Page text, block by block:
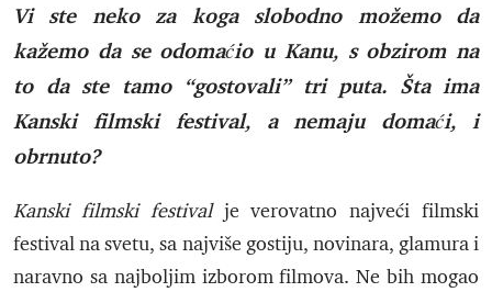
Vi ste neko za koga slobodno možemo da
kažemo da se odomaćio u Kanu, s obzirom na
to da ste tamo “gostovali” tri puta. Šta ima
Kanski filmski festival, a nemaju domaći, i
obrnuto?
Kanski filmski festival je verovatno najveći filmski
festival na svetu, sa najviše gostiju, novinara, glamura i
naravno sa najboljim izborom filmova. Ne bih mogao